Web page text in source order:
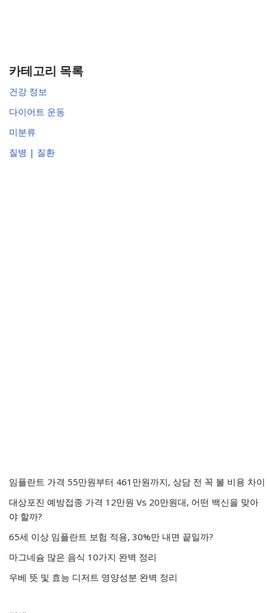
카테고리 목록
건강 정보
다이어트 운동
미분류
질병 | 질환
임플란트 가격 55만원부터 461만원까지, 상담 전 꼭 볼 비용 차이
대상포진 예방접종 가격 12만원 Vs 20만원대, 어떤 백신을 맞아
야 할까?
65세 이상 임플란트 보험 적용, 30%만 내면 끝일까?
마그네슘 많은 음식 10가지 완벽 정리
우베 뜻 및 효능 디저트 영양성분 완벽 정리